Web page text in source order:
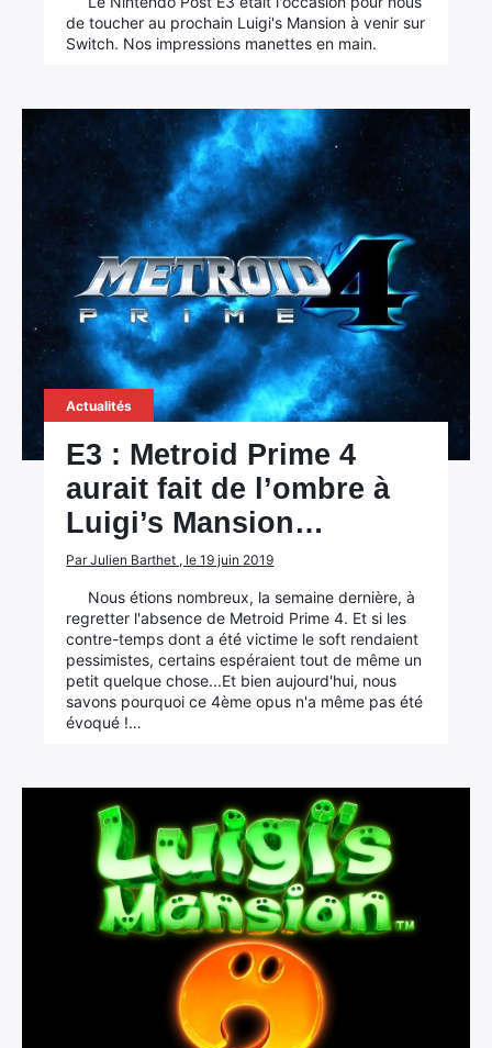
de toucher au prochain Luigi's Mansion à venir sur
Switch. Nos impressions manettes en main.
Actualités
E3 : Metroid Prime 4
aurait fait de l’ombre à
Luigi’s Mansion…
Par Julien Barthet , le 19 juin 2019
Nous étions nombreux, la semaine dernière, à
regretter l'absence de Metroid Prime 4. Et si les
contre-temps dont a été victime le soft rendaient
pessimistes, certains espéraient tout de même un
petit quelque chose...Et bien aujourd'hui, nous
savons pourquoi ce 4ème opus n'a même pas été
évoqué !…